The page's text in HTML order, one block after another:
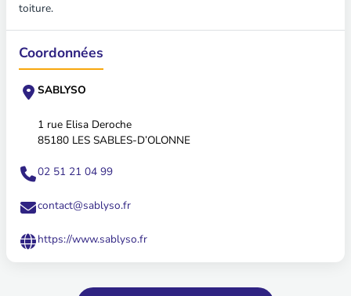
toiture.
Coordonnées
SABLYSO
1 rue Elisa Deroche
85180 LES SABLES-D’OLONNE
02 51 21 04 99
contact@sablyso.fr
https://www.sablyso.fr